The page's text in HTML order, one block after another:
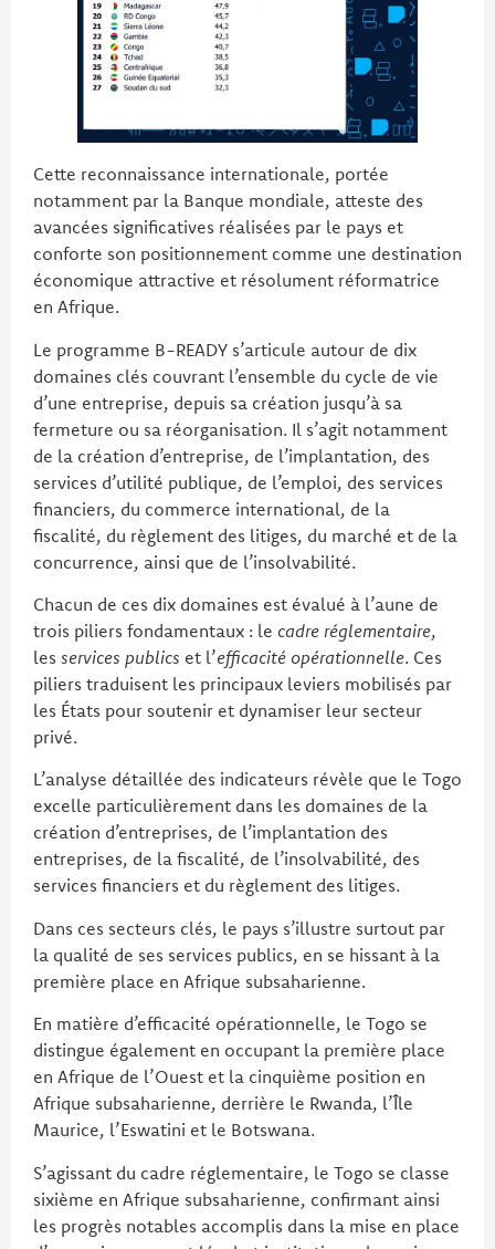
Cette reconnaissance internationale, portée
notamment par la Banque mondiale, atteste des
avancées significatives réalisées par le pays et
conforte son positionnement comme une destination
économique attractive et résolument réformatrice
en Afrique.
Le programme B-READY s’articule autour de dix
domaines clés couvrant l’ensemble du cycle de vie
d’une entreprise, depuis sa création jusqu’à sa
fermeture ou sa réorganisation. Il s’agit notamment
de la création d’entreprise, de l’implantation, des
services d’utilité publique, de l’emploi, des services
financiers, du commerce international, de la
fiscalité, du règlement des litiges, du marché et de la
concurrence, ainsi que de l’insolvabilité.
Chacun de ces dix domaines est évalué à l’aune de
trois piliers fondamentaux : le cadre réglementaire,
les services publics et l’efficacité opérationnelle. Ces
piliers traduisent les principaux leviers mobilisés par
les États pour soutenir et dynamiser leur secteur
privé.
L’analyse détaillée des indicateurs révèle que le Togo
excelle particulièrement dans les domaines de la
création d’entreprises, de l’implantation des
entreprises, de la fiscalité, de l’insolvabilité, des
services financiers et du règlement des litiges.
Dans ces secteurs clés, le pays s’illustre surtout par
la qualité de ses services publics, en se hissant à la
première place en Afrique subsaharienne.
En matière d’efficacité opérationnelle, le Togo se
distingue également en occupant la première place
en Afrique de l’Ouest et la cinquième position en
Afrique subsaharienne, derrière le Rwanda, l’Île
Maurice, l’Eswatini et le Botswana.
S’agissant du cadre réglementaire, le Togo se classe
sixième en Afrique subsaharienne, confirmant ainsi
les progrès notables accomplis dans la mise en place